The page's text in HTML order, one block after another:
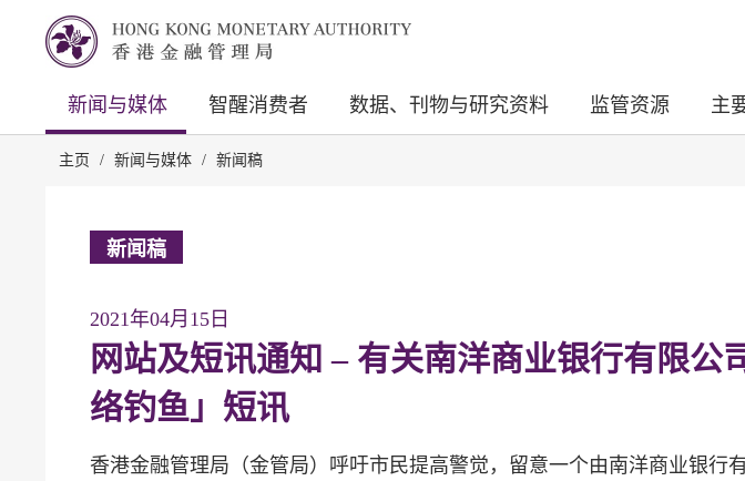
新闻与媒体 智醒消费者 数据、刊物与研究资料 监管资源 主
主页 / 新闻与媒体 / 新闻稿
新闻稿
2021年04月15日
网站及短讯通知 – 有关南洋商业银行有限公
络钓鱼」短讯
香港金融管理局（金管局）呼吁市民提高警觉，留意一个由南洋商业银行